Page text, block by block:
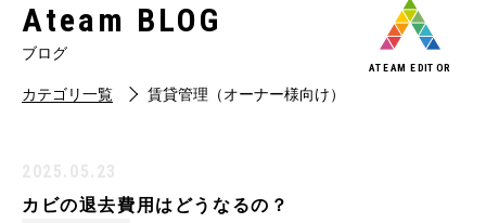
Ateam BLOG
ブログ
カテゴリ一覧 賃貸管理（オーナー様向け）
カビの退去費用はどうなるの？
ATEAM EDITOR